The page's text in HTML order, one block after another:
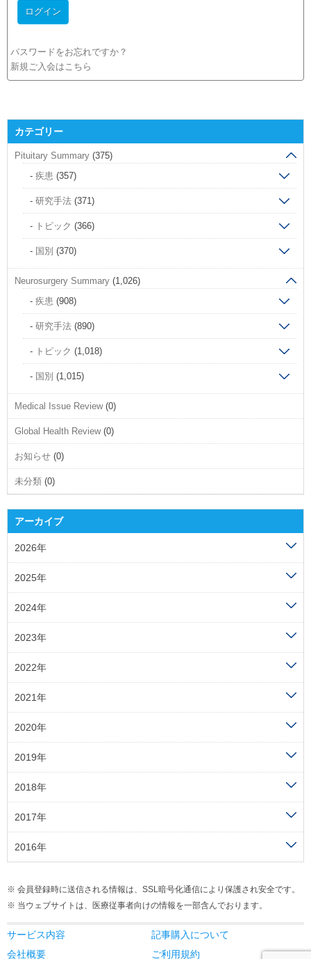
パスワードをお忘れですか？
新規ご入会はこちら
カテゴリー
Pituitary Summary (375)
疾患 (357)
研究手法 (371)
トピック (366)
国別 (370)
Neurosurgery Summary (1,026)
疾患 (908)
研究手法 (890)
トピック (1,018)
国別 (1,015)
Medical Issue Review(0)
Global Health Review(0)
お知らせ (0)
未分類 (0)
アーカイブ
2026年
2025年
2024年
2023年
2022年
2021年
2020年
2019年
2018年
2017年
2016年
会員登録時に送信される情報は、SSL暗号化通信により保護され安全です。
当ウェブサイトは、医療従事者向けの情報を一部含んでおります。
サービス内容
記事購入について
会社概要
ご利用規約